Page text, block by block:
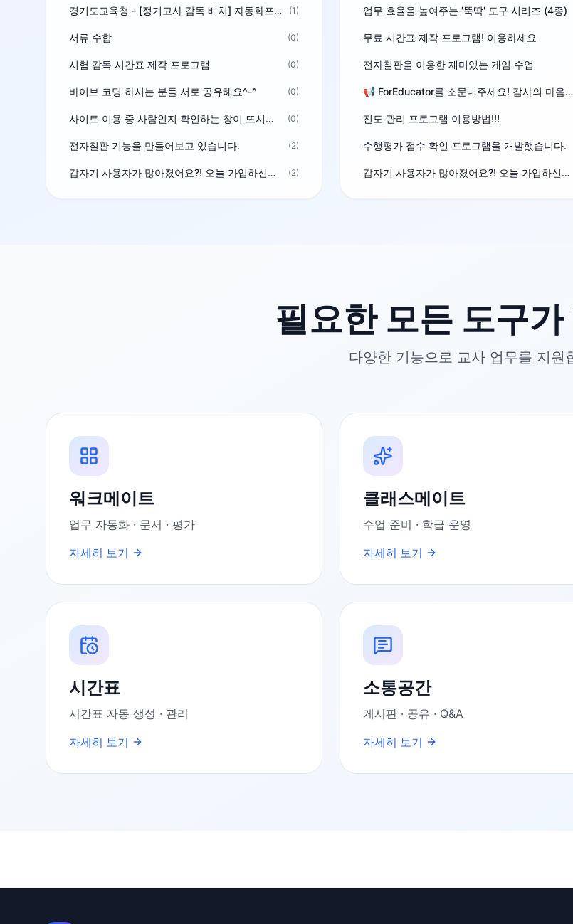
경기도교육청 - [정기고사 감독 배치] 자동화프로그램 보급 (1)
서류 수합 (0)
시험 감독 시간표 제작 프로그램 (0)
바이브 코딩 하시는 분들 서로 공유해요^-^ (0)
사이트 이용 중 사람인지 확인하는 창이 뜨시는 분은 알려주세요 (0)
전자칠판 기능을 만들어보고 있습니다. (2)
갑자기 사용자가 많아졌어요?! 오늘 가입하신분^^ (2)
업무 효율을 높여주는 '뚝딱' 도구 시리즈 (4종)
무료 시간표 제작 프로그램! 이용하세요
전자칠판을 이용한 재미있는 게임 수업
📢 ForEducator를 소문내주세요! 감사의 마음을 담은 포인트 선물
진도 관리 프로그램 이용방법!!!
수행평가 점수 확인 프로그램을 개발했습니다.
갑자기 사용자가 많아졌어요?! 오늘 가입하신분^^
필요한 모든 도구가
다양한 기능으로 교사 업무를 지원
워크메이트
업무 자동화 · 문서 · 평가
자세히 보기
클래스메이트
수업 준비 · 학급 운영
자세히 보기
시간표
시간표 자동 생성 · 관리
자세히 보기
소통공간
게시판 · 공유 · Q&A
자세히 보기